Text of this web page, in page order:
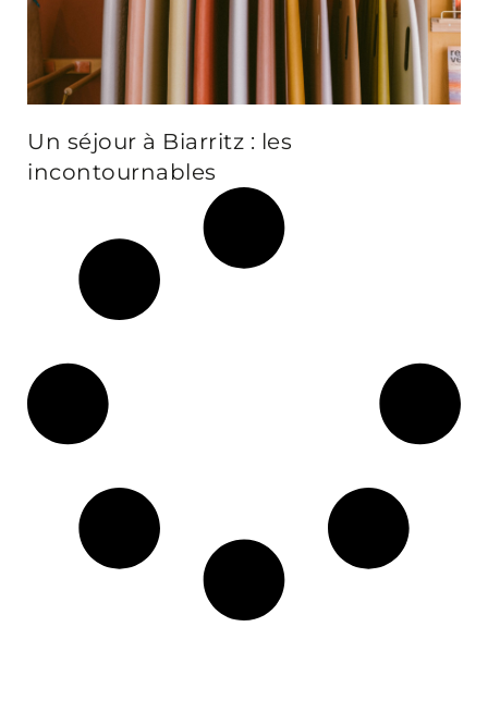
Un séjour à Biarritz : les
incontournables